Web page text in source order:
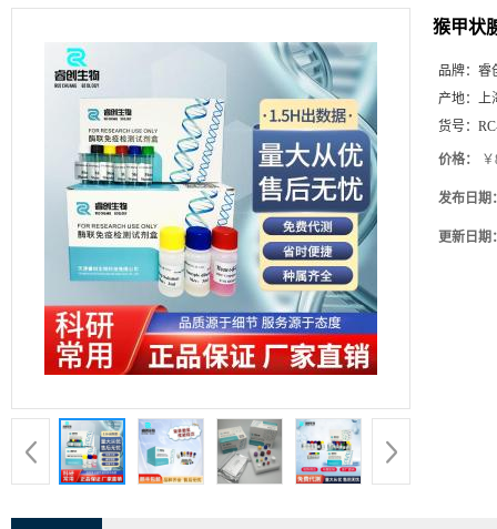
猴甲状
品牌： 睿
产地： 上
货号：
价格：
发布日期
更新日期